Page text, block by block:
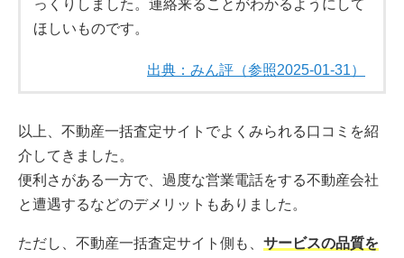
っくりしました。連絡来ることがわかるようにして
ほしいものです。
出典：みん評（参照2025-01-31）
以上、不動産一括査定サイトでよくみられる口コミを紹
介してきました。
便利さがある一方で、過度な営業電話をする不動産会社
と遭遇するなどのデメリットもありました。
ただし、不動産一括査定サイト側も、 サービスの品質を